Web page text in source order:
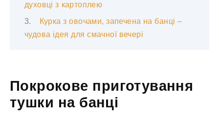
духовці з картоплею
Курка з овочами, запечена на банці –
чудова ідея для смачної вечері
Покрокове приготування
тушки на банці